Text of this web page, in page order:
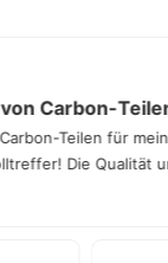
von Carbon-
von Carbon-Teilen
Volltreffer! Die